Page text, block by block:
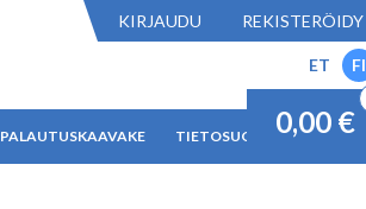
KIRJAUDU REKISTERÖIDY
ET FI
0,00 €
PALAUTUSKAAVAKE TIETOSUOJAKÄYTÄNTÖ